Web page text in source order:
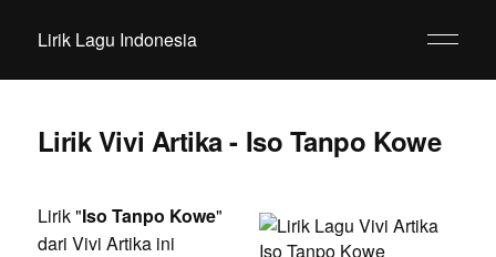
Lirik Lagu Indonesia
Lirik Vivi Artika - Iso Tanpo Kowe
Lirik "Iso Tanpo Kowe"
dari Vivi Artika ini